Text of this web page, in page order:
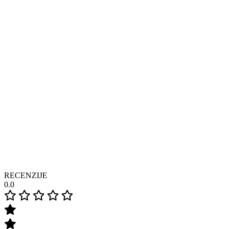
RECENZIJE
0.0